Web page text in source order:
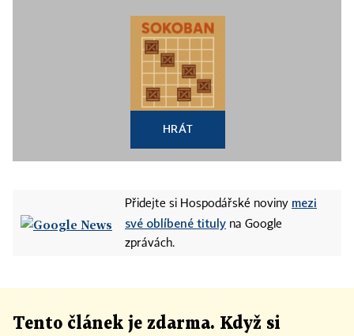
HRÁT
Přidejte si Hospodářské noviny mezi
své oblíbené tituly na Google
zprávách.
Tento článek je zdarma. Když si